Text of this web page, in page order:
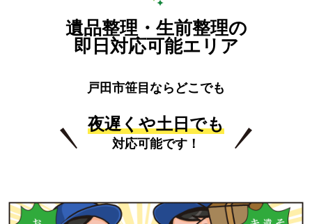
遺品整理・生前整理の
即日対応可能エリア
戸田市笹目ならどこでも
夜遅くや土日でも
対応可能です！